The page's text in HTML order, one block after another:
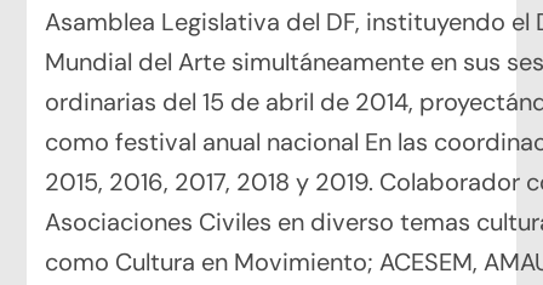
Asamblea Legislativa del DF, instituyendo el
Mundial del Arte simultáneamente en sus
ordinarias del 15 de abril de 2014,
como festival anual nacional En las
2015, 2016, 2017, 2018 y 2019. Colaborador
Asociaciones Civiles en diverso temas
como Cultura en Movimiento; ACESEM,